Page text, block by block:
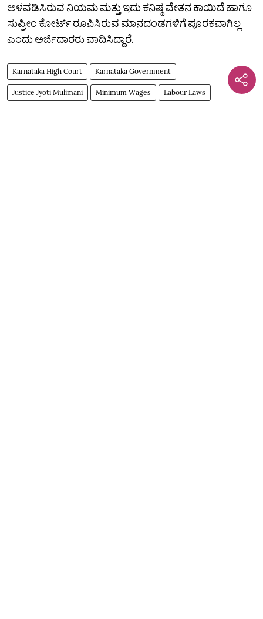
ಅಳವಡಿಸಿರುವ ನಿಯಮ ಮತ್ತು ಇದು ಕನಿಷ್ಠ ವೇತನ ಕಾಯಿದೆ ಹಾಗೂ
ಸುಪ್ರೀಂ ಕೋರ್ಟ್‌ ರೂಪಿಸಿರುವ ಮಾನದಂಡಗಳಿಗೆ ಪೂರಕವಾಗಿಲ್ಲ
ಎಂದು ಅರ್ಜಿದಾರರು ವಾದಿಸಿದ್ದಾರೆ.
Karnataka High Court Karnataka Government
Justice Jyoti Mulimani Minimum Wages Labour Laws